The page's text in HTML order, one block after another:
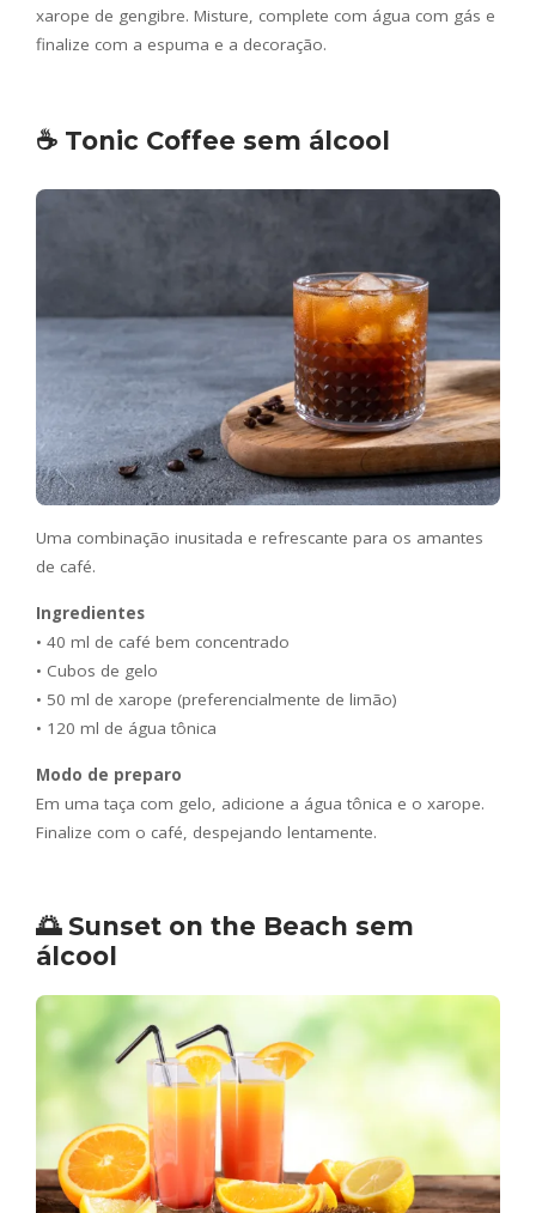
xarope de gengibre. Misture, complete com água com gás e
finalize com a espuma e a decoração.
☕ Tonic Coffee sem álcool
Uma combinação inusitada e refrescante para os amantes
de café.
Ingredientes
• 40 ml de café bem concentrado
• Cubos de gelo
• 50 ml de xarope (preferencialmente de limão)
• 120 ml de água tônica
Modo de preparo
Em uma taça com gelo, adicione a água tônica e o xarope.
Finalize com o café, despejando lentamente.
🌅 Sunset on the Beach sem
álcool